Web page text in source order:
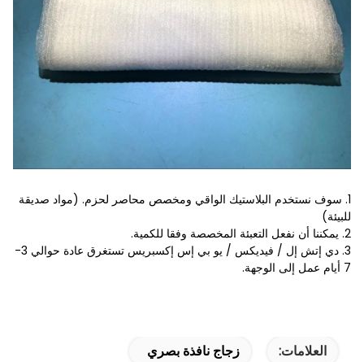
1. سوف نستخدم البلاستيك الواقي ومخصص محاصر لحزم. (مواد صديقة
للبيئة)
2. يمكننا أن نفعل التعبئة المخصصة وفقا للكمية.
3. دي إتش إل / فيديكس / يو بي إس إكسبريس تستغرق عادة حوالي 3-
7 أيام عمل إلى الوجهة.
العلامات:
زجاج نافذة بصري